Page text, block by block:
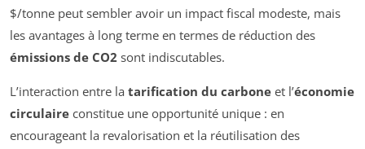
$/tonne peut sembler avoir un impact fiscal modeste, mais
les avantages à long terme en termes de réduction des
émissions de CO2 sont indiscutables.
L’interaction entre la tarification du carbone et l’économie
circulaire constitue une opportunité unique : en
encourageant la revalorisation et la réutilisation des